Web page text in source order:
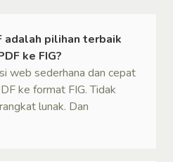
adalah pilihan terbaik
ke FIG?
web sederhana dan cepat
ke format FIG. Tidak
lunak. Dan